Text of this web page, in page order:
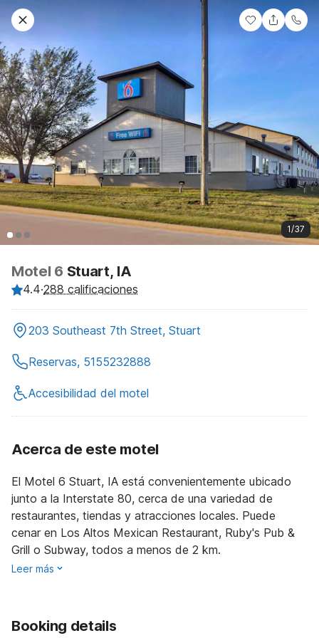
1/37
Motel 6 Stuart, IA
4.4·288 calificaciones
203 Southeast 7th Street, Stuart
Reservas, 5155232888
Accesibilidad del motel
Acerca de este motel
El Motel 6 Stuart, IA está convenientemente ubicado
junto a la Interstate 80, cerca de una variedad de
restaurantes, tiendas y atracciones locales. Puede
cenar en Los Altos Mexican Restaurant, Ruby's Pub &
Grill o Subway, todos a menos de 2 km.
Leer más
Booking details